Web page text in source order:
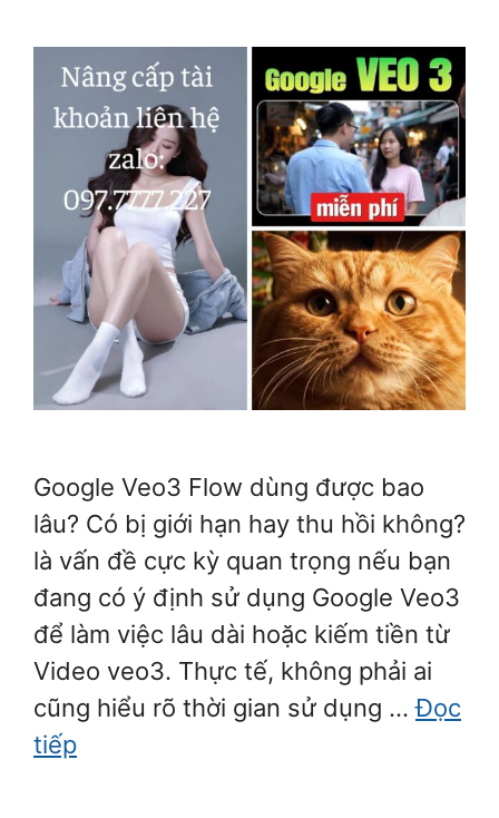
Google Veo3 Flow dùng được bao
lâu? Có bị giới hạn hay thu hồi không?
là vấn đề cực kỳ quan trọng nếu bạn
đang có ý định sử dụng Google Veo3
để làm việc lâu dài hoặc kiếm tiền từ
Video veo3. Thực tế, không phải ai
cũng hiểu rõ thời gian sử dụng …Đọc
tiếp